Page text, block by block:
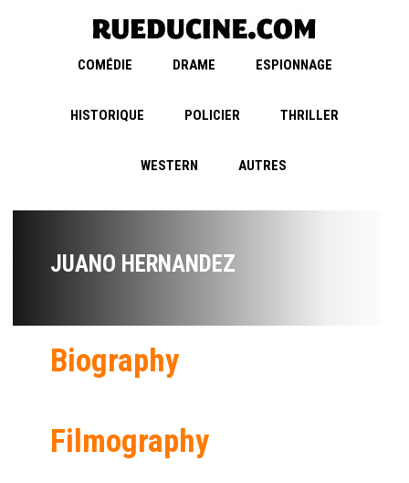
COMÉDIE DRAME ESPIONNAGE
HISTORIQUE POLICIER THRILLER
WESTERN AUTRES
JUANO HERNANDEZ
Biography
Filmography